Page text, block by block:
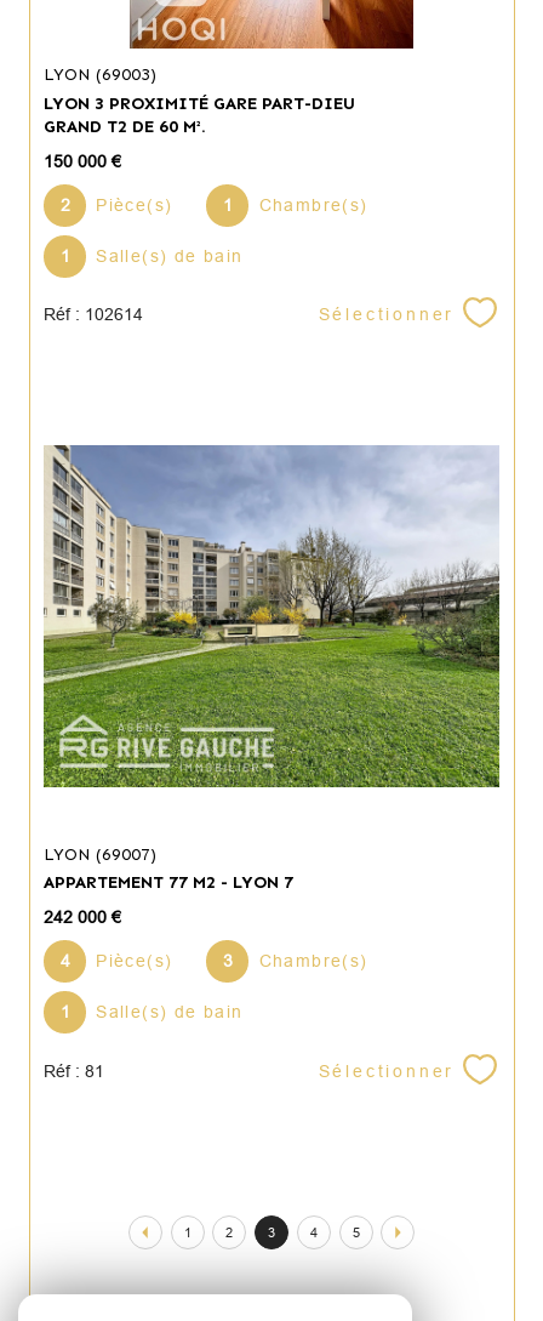
LYON (69003)
LYON 3 PROXIMITÉ GARE PART-DIEU
GRAND T2 DE 60 M².
150 000 €
2 Pièce(s) 1 Chambre(s)
1 Salle(s) de bain
Réf : 102614 Sélectionner
LYON (69007)
APPARTEMENT 77 M2 - LYON 7
242 000 €
4 Pièce(s) 3 Chambre(s)
1 Salle(s) de bain
Réf : 81 Sélectionner
1 2 3 4 5